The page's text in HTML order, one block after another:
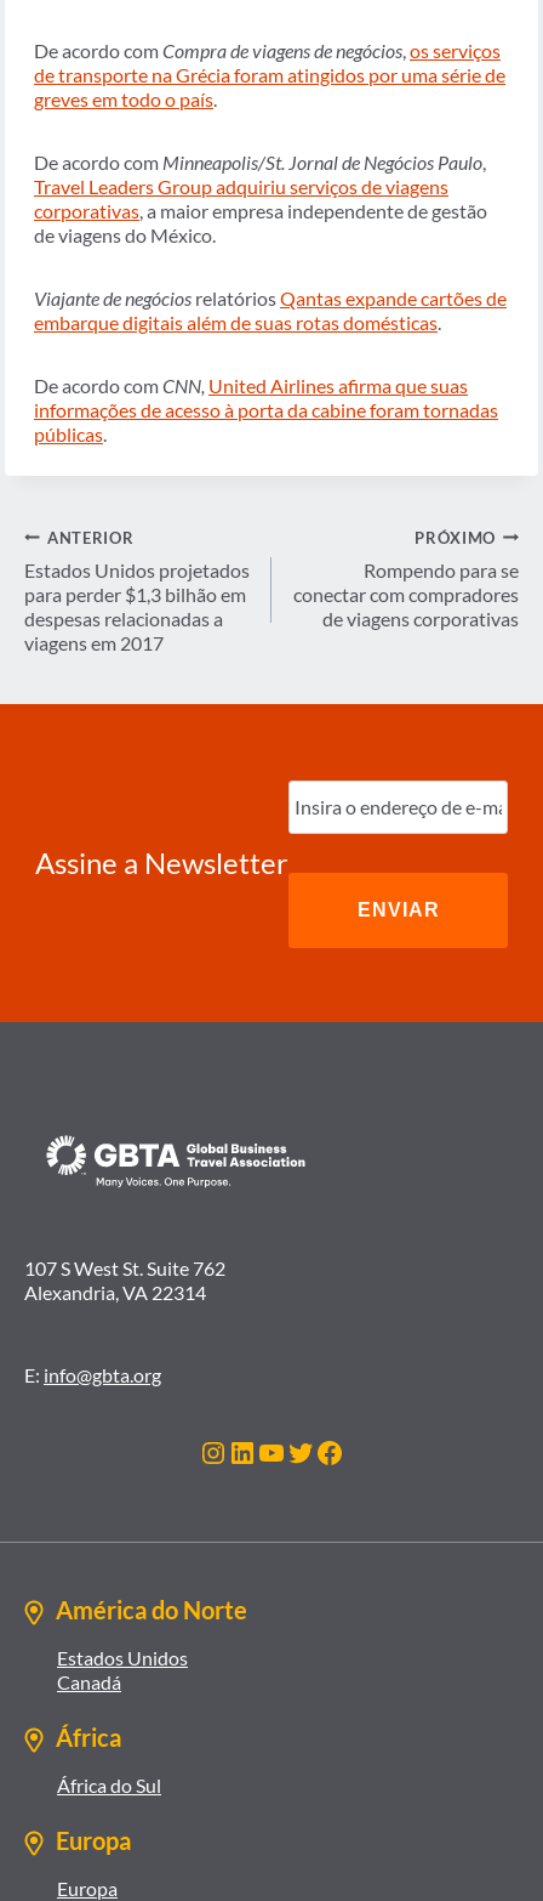
De acordo comCompra de viagens de negócios os serviços
de transporte na Grécia foram atingidos por uma série de
greves em todo o país
De acordo com Minneapolis/St. Jornal de Negócios Paulo
Travel Leaders Group adquiriu serviços de viagens
corporativas , a maior empresa independente de gestão
de viagens do México.
Viajante de negócios relatóriosQantas expande cartões de
embarque digitais além de suas rotas domésticas
De acordo comCNN, United Airlines afirma que suas
informações de acesso à porta da cabine foram tornadas
públicas
Navegação
de
Post
ANTERIOR
Estados Unidos projetados
para perder $1,3 bilhão em
despesas relacionadas a
viagens em 2017
PRÓXIMO
Rompendo para se
conectar com compradores
de viagens corporativas
Assine a Newsletter
Digite
o
e-
107 S West St. Suite 762
Alexandria, VA 22314
E: info@gbta.org
Instagram
LinkedIn
Youtube
Twitter
Facebook
América do Norte
Estados Unidos
Canadá
África
África do Sul
Europa
Europa